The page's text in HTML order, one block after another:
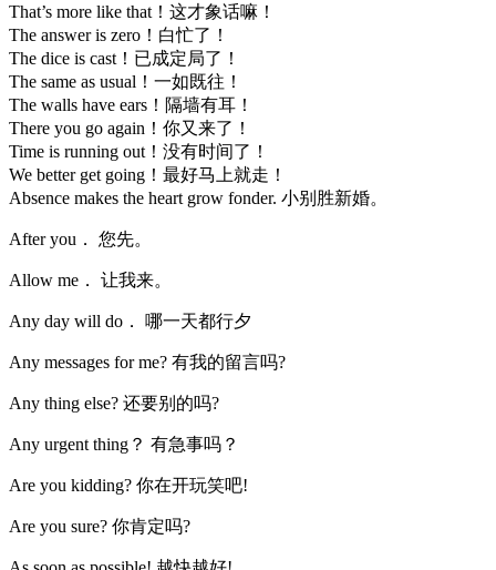
That’s more like that！这才象话嘛！
The answer is zero！白忙了！
The dice is cast！已成定局了！
The same as usual！一如既往！
The walls have ears！隔墙有耳！
There you go again！你又来了！
Time is running out！没有时间了！
We better get going！最好马上就走！
Absence makes the heart grow fonder. 小别胜新婚。
After you． 您先。
Allow me． 让我来。
Any day will do． 哪一天都行夕
Any messages for me? 有我的留言吗?
Any thing else? 还要别的吗?
Any urgent thing？ 有急事吗？
Are you kidding? 你在开玩笑吧!
Are you sure? 你肯定吗?